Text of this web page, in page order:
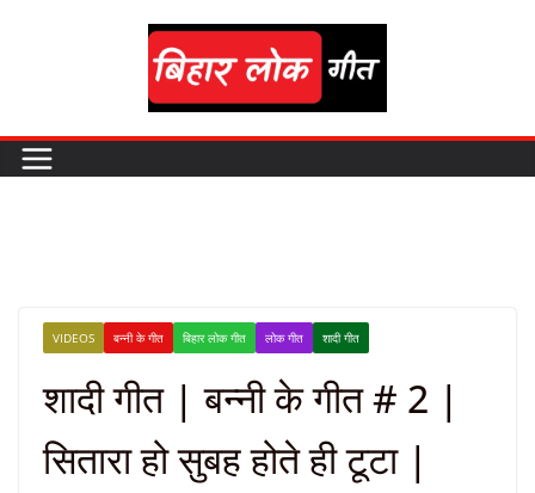
VIDEOS बन्नी के गीत बिहार लोक गीत लोक गीत शादी गीत
शादी गीत | बन्नी के गीत # 2 |
सितारा हो सुबह होते ही टूटा |